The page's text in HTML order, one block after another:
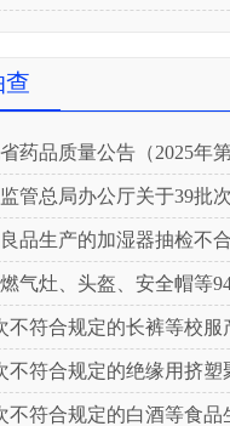
查
药品质量公告（2025年第
总局办公厅关于39批次食品抽检不合
品生产的加湿器抽检不
灶、头盔、安全帽等94批次产品抽
合规定的长裤等校服产品生产销售企业被济南市
定的绝缘用挤塑聚苯乙烯泡沫板（XPS）等产品生产销售企业被广元
合规定的白酒等食品生产销售企业被重庆市市场